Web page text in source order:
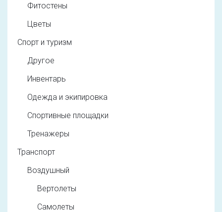
Фитостены
Цветы
Спорт и туризм
Другое
Инвентарь
Одежда и экипировка
Спортивные площадки
Тренажеры
Транспорт
Воздушный
Вертолеты
Самолеты